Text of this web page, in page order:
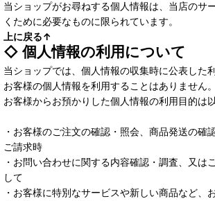
当ショップがお尋ねする個人情報は、当店のサ
くために必要なものに限られています。
上に戻る↑
◇ 個人情報の利用について
当ショップでは、個人情報の収集時に公表した
お客様の個人情報を利用することはありません。
お客様からお預かりした個人情報の利用目的は
・お客様のご注文の確認・照会、商品発送の確
ご請求時
・お問い合わせに関する内容確認・調査、又は
して
・お客様に特別なサービスや新しい商品など、